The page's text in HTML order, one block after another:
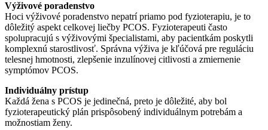
Výživové poradenstvo
Hoci výživové poradenstvo nepatrí priamo pod fyzioterapiu, je to
dôležitý aspekt celkovej liečby PCOS. Fyzioterapeuti často
spolupracujú s výživovými špecialistami, aby pacientkám poskytli
komplexnú starostlivosť. Správna výživa je kľúčová pre reguláciu
telesnej hmotnosti, zlepšenie inzulínovej citlivosti a zmiernenie
symptómov PCOS.
Individuálny prístup
Každá žena s PCOS je jedinečná, preto je dôležité, aby bol
fyzioterapeutický plán prispôsobený individuálnym potrebám a
možnostiam ženy.